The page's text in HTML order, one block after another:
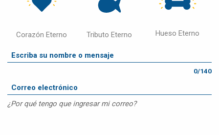
Corazón Eterno Tributo Eterno Hueso Eterno
0/140
¿Por qué tengo que ingresar mi correo?